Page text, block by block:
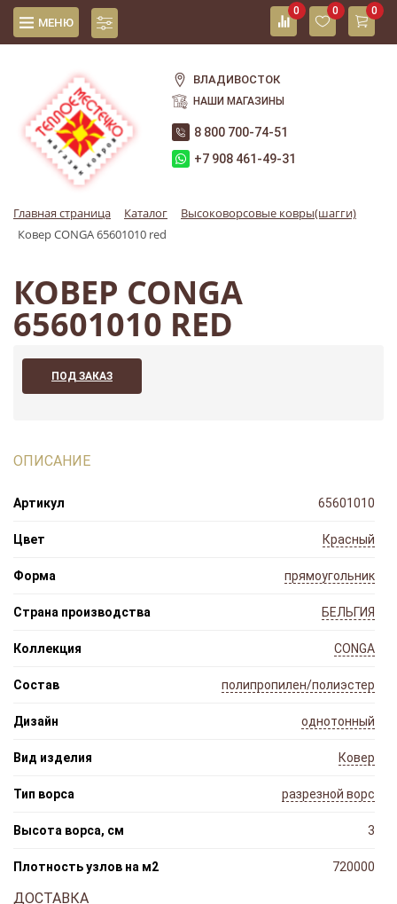
МЕНЮ
0 0 0
ВЛАДИВОСТОК
НАШИ МАГАЗИНЫ
8 800 700-74-51
+7 908 461-49-31
Главная страница Каталог
Высоковорсовые ковры(шагги)
Ковер CONGA 65601010 red
КОВЕР CONGA
65601010 RED
ПОД ЗАКАЗ
ОПИСАНИЕ
Артикул 65601010
Цвет Красный
Форма прямоугольник
Страна производства БЕЛЬГИЯ
Коллекция CONGA
Состав полипропилен/полиэстер
Дизайн однотонный
Вид изделия Ковер
Тип ворса разрезной ворс
Высота ворса, см 3
Плотность узлов на м2 720000
ДОСТАВКА